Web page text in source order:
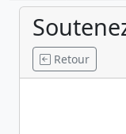
Retour